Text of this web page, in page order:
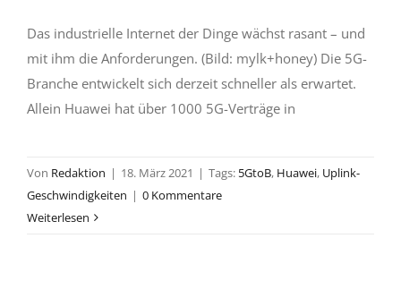
Das industrielle Internet der Dinge wächst rasant – und
mit ihm die Anforderungen. (Bild: mylk+honey) Die 5G-
Branche entwickelt sich derzeit schneller als erwartet.
Allein Huawei hat über 1000 5G-Verträge in
Von Redaktion | 18. März 2021 | Tags: 5GtoB, Huawei, Uplink-
Geschwindigkeiten | 0 Kommentare
Weiterlesen